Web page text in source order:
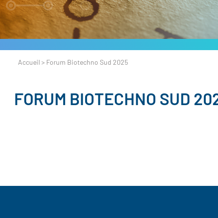
Accueil > Forum Biotechno Sud 2025
FORUM BIOTECHNO SUD